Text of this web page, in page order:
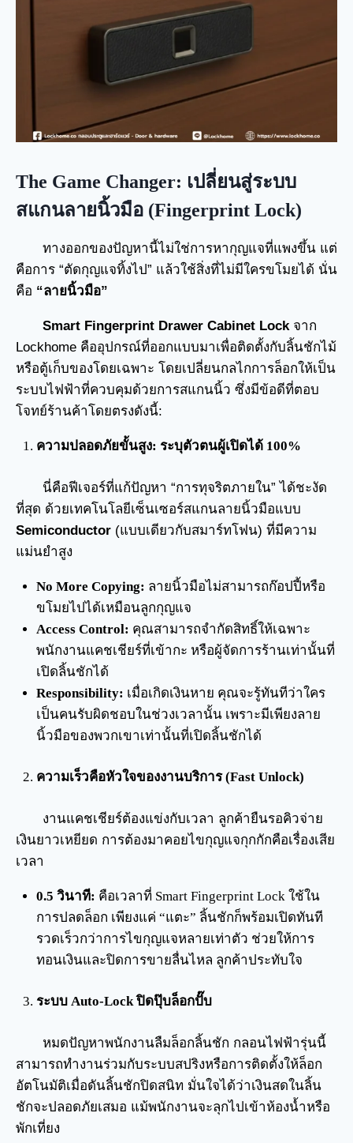
The Game Changer: เปลี่ยนสู่ระบบ
สแกนลายนิ้วมือ (Fingerprint Lock)
ทางออกของปัญหานี้ไม่ใช่การหากุญแจที่แพงขึ้น แต่
คือการ “ตัดกุญแจทิ้งไป” แล้วใช้สิ่งที่ไม่มีใครขโมยได้ นั่น
คือ “ลายนิ้วมือ”
Smart Fingerprint Drawer Cabinet Lockจาก
Lockhome คืออุปกรณ์ที่ออกแบบมาเพื่อติดตั้งกับลิ้นชักไม้
หรือตู้เก็บของโดยเฉพาะ โดยเปลี่ยนกลไกการล็อกให้เป็น
ระบบไฟฟ้าที่ควบคุมด้วยการสแกนนิ้ว ซึ่งมีข้อดีที่ตอบ
โจทย์ร้านค้าโดยตรงดังนี้:
ความปลอดภัยขั้นสูง: ระบุตัวตนผู้เปิดได้ 100%
นี่คือฟีเจอร์ที่แก้ปัญหา “การทุจริตภายใน” ได้ชะงัด
ที่สุด ด้วยเทคโนโลยีเซ็นเซอร์สแกนลายนิ้วมือแบบ
Semiconductor (แบบเดียวกับสมาร์ทโฟน) ที่มีความ
แม่นยำสูง
No More Copying: ลายนิ้วมือไม่สามารถก๊อปปี้หรือ
ขโมยไปได้เหมือนลูกกุญแจ
Access Control: คุณสามารถจำกัดสิทธิ์ให้เฉพาะ
พนักงานแคชเชียร์ที่เข้ากะ หรือผู้จัดการร้านเท่านั้นที่
เปิดลิ้นชักได้
Responsibility: เมื่อเกิดเงินหาย คุณจะรู้ทันทีว่าใคร
เป็นคนรับผิดชอบในช่วงเวลานั้น เพราะมีเพียงลาย
นิ้วมือของพวกเขาเท่านั้นที่เปิดลิ้นชักได้
ความเร็วคือหัวใจของงานบริการ (Fast Unlock)
งานแคชเชียร์ต้องแข่งกับเวลา ลูกค้ายืนรอคิวจ่าย
เงินยาวเหยียด การต้องมาคอยไขกุญแจกุกกักคือเรื่องเสีย
เวลา
0.5 วินาที: คือเวลาที่ Smart Fingerprint Lock ใช้ใน
การปลดล็อก เพียงแค่ “แตะ” ลิ้นชักก็พร้อมเปิดทันที
รวดเร็วกว่าการไขกุญแจหลายเท่าตัว ช่วยให้การ
ทอนเงินและปิดการขายลื่นไหล ลูกค้าประทับใจ
ระบบ Auto-Lock ปิดปุ๊บล็อกปั๊บ
หมดปัญหาพนักงานลืมล็อกลิ้นชัก กลอนไฟฟ้ารุ่นนี้
สามารถทำงานร่วมกับระบบสปริงหรือการติดตั้งให้ล็อก
อัตโนมัติเมื่อดันลิ้นชักปิดสนิท มั่นใจได้ว่าเงินสดในลิ้น
ชักจะปลอดภัยเสมอ แม้พนักงานจะลุกไปเข้าห้องน้ำหรือ
พักเที่ยง